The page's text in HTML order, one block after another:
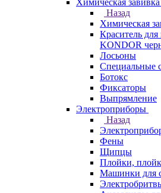
Химическая завивка
Назад
Химическая
Краситель
KONDOR
Лосьоны
Специальные
Ботокс
Фиксаторы
Выпрямление
Электроприборы
Назад
Фены
Щипцы
Плойки,
Машинки для